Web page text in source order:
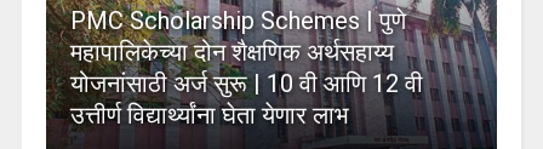
PMC Scholarship Schemes | पुणे
महापालिकेच्या दोन शैक्षणिक अर्थसहाय्य
योजनांसाठी अर्ज सुरू | 10 वी आणि 12 वी
उत्तीर्ण विद्यार्थ्यांना घेता येणार लाभ